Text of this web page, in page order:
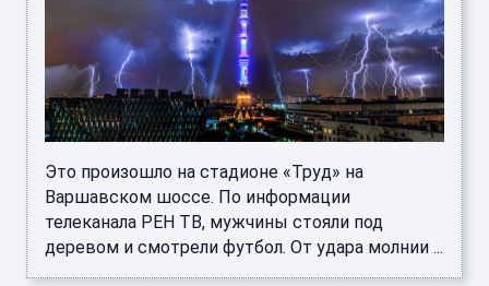
Это произошло на стадионе «Труд» на
Варшавском шоссе. По информации
телеканала РЕН ТВ, мужчины стояли под
деревом и смотрели футбол. От удара молнии ...